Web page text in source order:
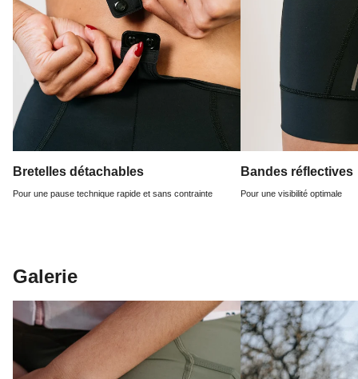
Bretelles détachables
Pour une pause technique rapide et sans contrainte
Bandes réflectives
Pour une visibilité optimale
Galerie